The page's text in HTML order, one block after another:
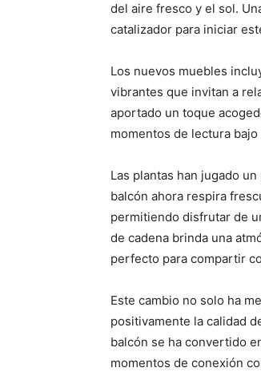
del aire fresco y el sol.
catalizador para iniciar
Los nuevos muebles
vibrantes que invitan a
aportado un toque
momentos de lectura bajo
Las plantas han jugado
balcón ahora respira
permitiendo disfrutar de
de cadena brinda una
perfecto para compartir
Este cambio no solo ha
positivamente la calidad
balcón se ha convertido
momentos de conexión